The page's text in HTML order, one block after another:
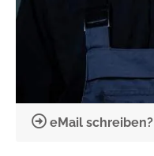
eMail schreiben?